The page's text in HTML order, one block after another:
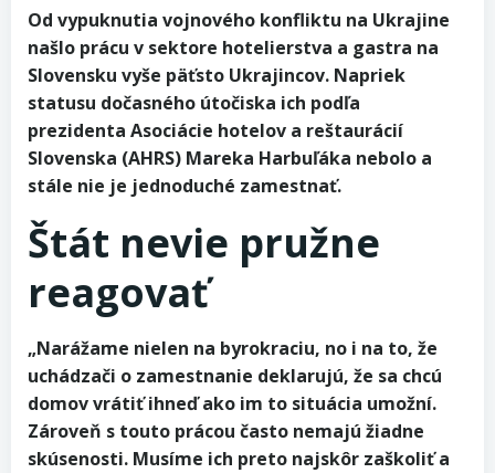
Od vypuknutia vojnového konfliktu na Ukrajine
našlo prácu v sektore hotelierstva a gastra na
Slovensku vyše päťsto Ukrajincov. Napriek
statusu dočasného útočiska ich podľa
prezidenta Asociácie hotelov a reštaurácií
Slovenska (AHRS) Mareka Harbuľáka nebolo a
stále nie je jednoduché zamestnať.
Štát nevie pružne
reagovať
„Narážame nielen na byrokraciu, no i na to, že
uchádzači o zamestnanie deklarujú, že sa chcú
domov vrátiť ihneď ako im to situácia umožní.
Zároveň s touto prácou často nemajú žiadne
skúsenosti. Musíme ich preto najskôr zaškoliť a